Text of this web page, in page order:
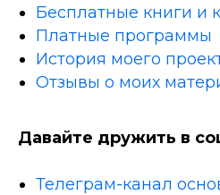
Бесплатные книги и
Платные программы
История моего
Отзывы о моих
Давайте дружить в
Телеграм-канал